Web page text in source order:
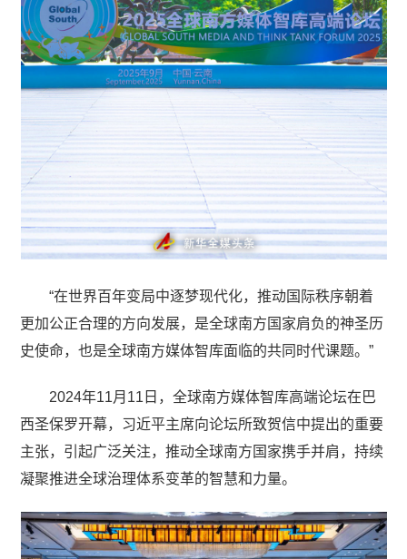
“在世界百年变局中逐梦现代化，推动国际秩序朝着
更加公正合理的方向发展，是全球南方国家肩负的神圣历
史使命，也是全球南方媒体智库面临的共同时代课题。”
2024年11月11日，全球南方媒体智库高端论坛在巴
西圣保罗开幕，习近平主席向论坛所致贺信中提出的重要
主张，引起广泛关注，推动全球南方国家携手并肩，持续
凝聚推进全球治理体系变革的智慧和力量。